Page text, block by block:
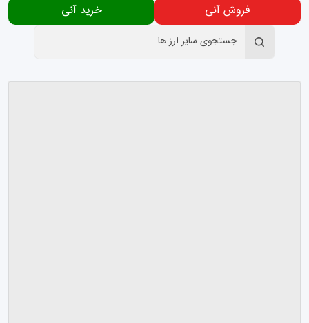
فروش آنی خرید آنی